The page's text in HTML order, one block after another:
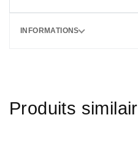
INFORMATIONS
Produits